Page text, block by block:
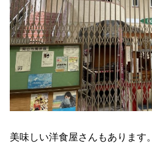
美味しい洋食屋さんもあります。